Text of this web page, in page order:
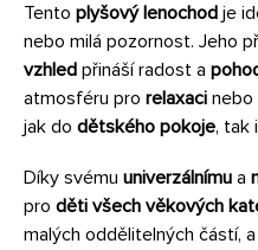
Tento plyšový lenochod je
nebo milá pozornost. Jeho
vzhled přináší radost a
atmosféru pro relaxaci nebo
jak do dětského pokoje, tak
Díky svému univerzálnímu a
pro děti všech věkových
malých oddělitelných částí,